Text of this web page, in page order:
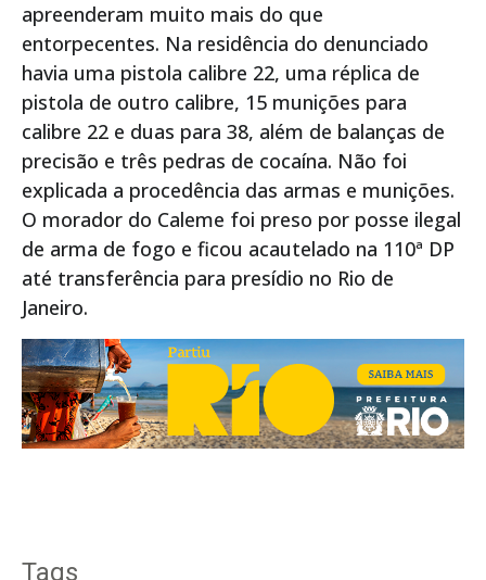
apreenderam muito mais do que
entorpecentes. Na residência do denunciado
havia uma pistola calibre 22, uma réplica de
pistola de outro calibre, 15 munições para
calibre 22 e duas para 38, além de balanças de
precisão e três pedras de cocaína. Não foi
explicada a procedência das armas e munições.
O morador do Caleme foi preso por posse ilegal
de arma de fogo e ficou acautelado na 110ª DP
até transferência para presídio no Rio de
Janeiro.
Tags